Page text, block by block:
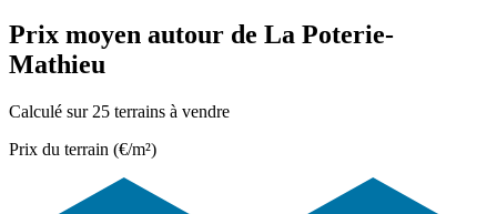
Prix moyen autour de La Poterie-
Mathieu
Calculé sur 25 terrains à vendre
Prix du terrain (€/m²)